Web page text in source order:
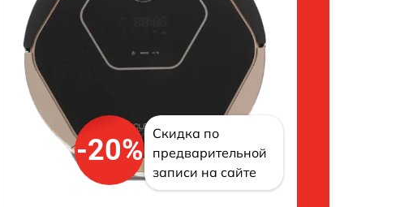
-20%
Скидка по
предварительной
записи на сайте